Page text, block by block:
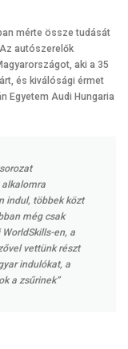
mérte össze tudását
autószerelők
aki a 35
és kiválósági érmet
Egyetem Audi Hungaria
alkalomra
indul, többek közt
még csak
en, a
vettünk részt
indulókat, a
a zsűrinek”